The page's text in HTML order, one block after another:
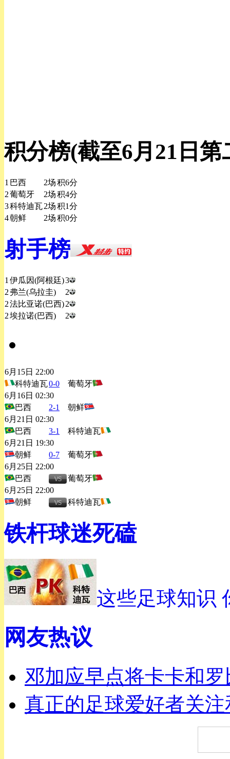
积分榜(截至6月21日第
1 巴西 2场积6分
2葡萄牙 2场积4分
3科特迪瓦2场积1分
4朝鲜 2场积0分
射手榜
1 伊瓜因(阿根廷)3
2 弗兰(乌拉圭)
2
2法比亚诺(巴西)2
2埃拉诺(巴西) 2
6月15日 22:00
科特迪瓦0-0
葡萄牙
6月16日 02:30
巴西
2-1
朝鲜
6月21日 02:30
巴西
3-1
科特迪瓦
6月21日 19:30
朝鲜
0-7
葡萄牙
6月25日 22:00
巴西
葡萄牙
6月25日 22:00
朝鲜
科特迪瓦
铁杆球迷死磕
这些足球知识
网友热议
邓加应早点将卡卡和
真正的足球爱好者关